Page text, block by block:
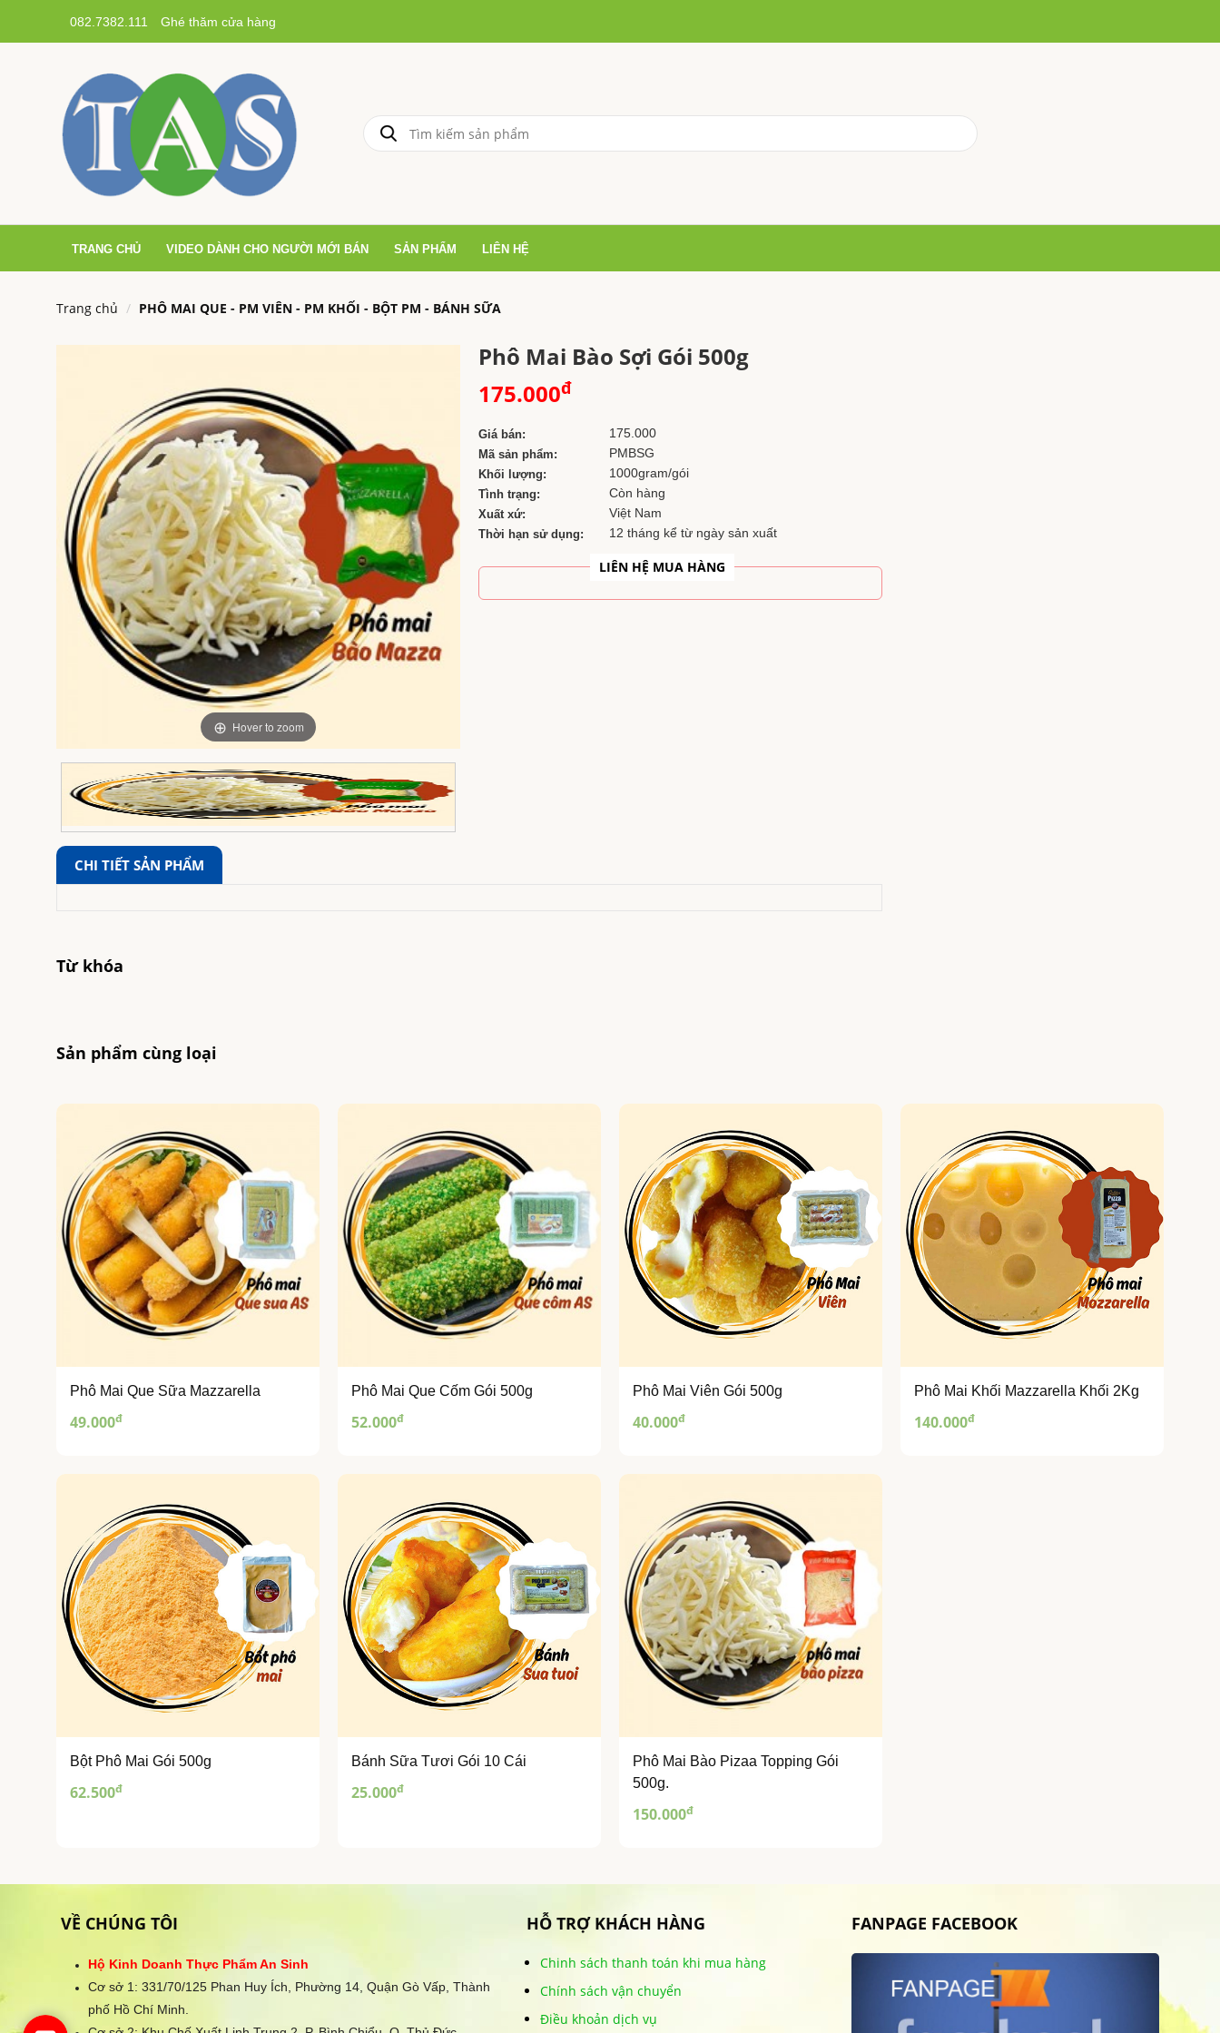
082.7382.111 Ghé thăm cửa hàng
TRANG CHỦ VIDEO DÀNH CHO NGƯỜI MỚI BÁN SẢN PHẨM LIÊN HỆ
Trang chủ PHÔ MAI QUE - PM VIÊN - PM KHỐI - BỘT PM - BÁNH SỮA
Hover to zoom
Phô Mai Bào Sợi Gói 500g
175.000đ
Giá bán: 175.000
Mã sản phẩm: PMBSG
Khối lượng: 1000gram/gói
Tình trạng: Còn hàng
Xuất xứ: Việt Nam
Thời hạn sử dụng: 12 tháng kể từ ngày sản xuất
LIÊN HỆ MUA HÀNG
CHI TIẾT SẢN PHẨM
Từ khóa
Sản phẩm cùng loại
Phô Mai Que Sữa Mazzarella
49.000đ
Phô Mai Que Cốm Gói 500g
52.000đ
Phô Mai Viên Gói 500g
40.000đ
Phô Mai Khối Mazzarella Khối 2Kg
140.000đ
Bột Phô Mai Gói 500g
62.500đ
Bánh Sữa Tươi Gói 10 Cái
25.000đ
Phô Mai Bào Pizaa Topping Gói
500g.
150.000đ
VỀ CHÚNG TÔI
Hộ Kinh Doanh Thực Phẩm An Sinh
Cơ sở 1: 331/70/125 Phan Huy Ích, Phường 14, Quận Gò Vấp, Thành
phố Hồ Chí Minh.
HỖ TRỢ KHÁCH HÀNG
Chinh sách thanh toán khi mua hàng
Chính sách vận chuyển
Điều khoản dịch vụ
FANPAGE FACEBOOK